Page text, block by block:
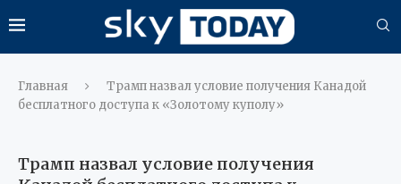
Главная
Трамп назвал условие получения Канадой
бесплатного доступа к «Золотому куполу»
Трамп назвал условие получения